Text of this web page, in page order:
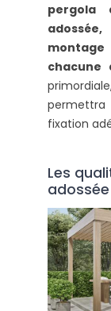
pergola
chacune
permettra
fixation
Les
adossée